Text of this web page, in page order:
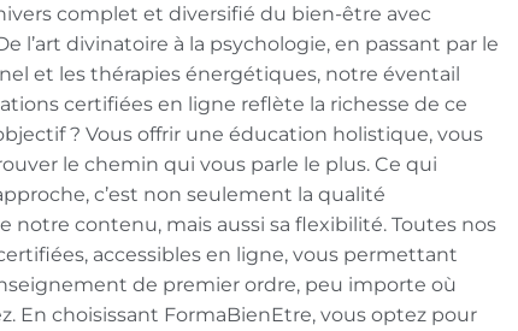
complet et diversifié du bien-être avec
l’art divinatoire à la psychologie, en passant par le
et les thérapies énergétiques, notre éventail
certifiées en ligne reflète la richesse de ce
? Vous offrir une éducation holistique, vous
le chemin qui vous parle le plus. Ce qui
c’est non seulement la qualité
notre contenu, mais aussi sa flexibilité. Toutes nos
accessibles en ligne, vous permettant
de premier ordre, peu importe où
En choisissant FormaBienEtre, vous optez pour